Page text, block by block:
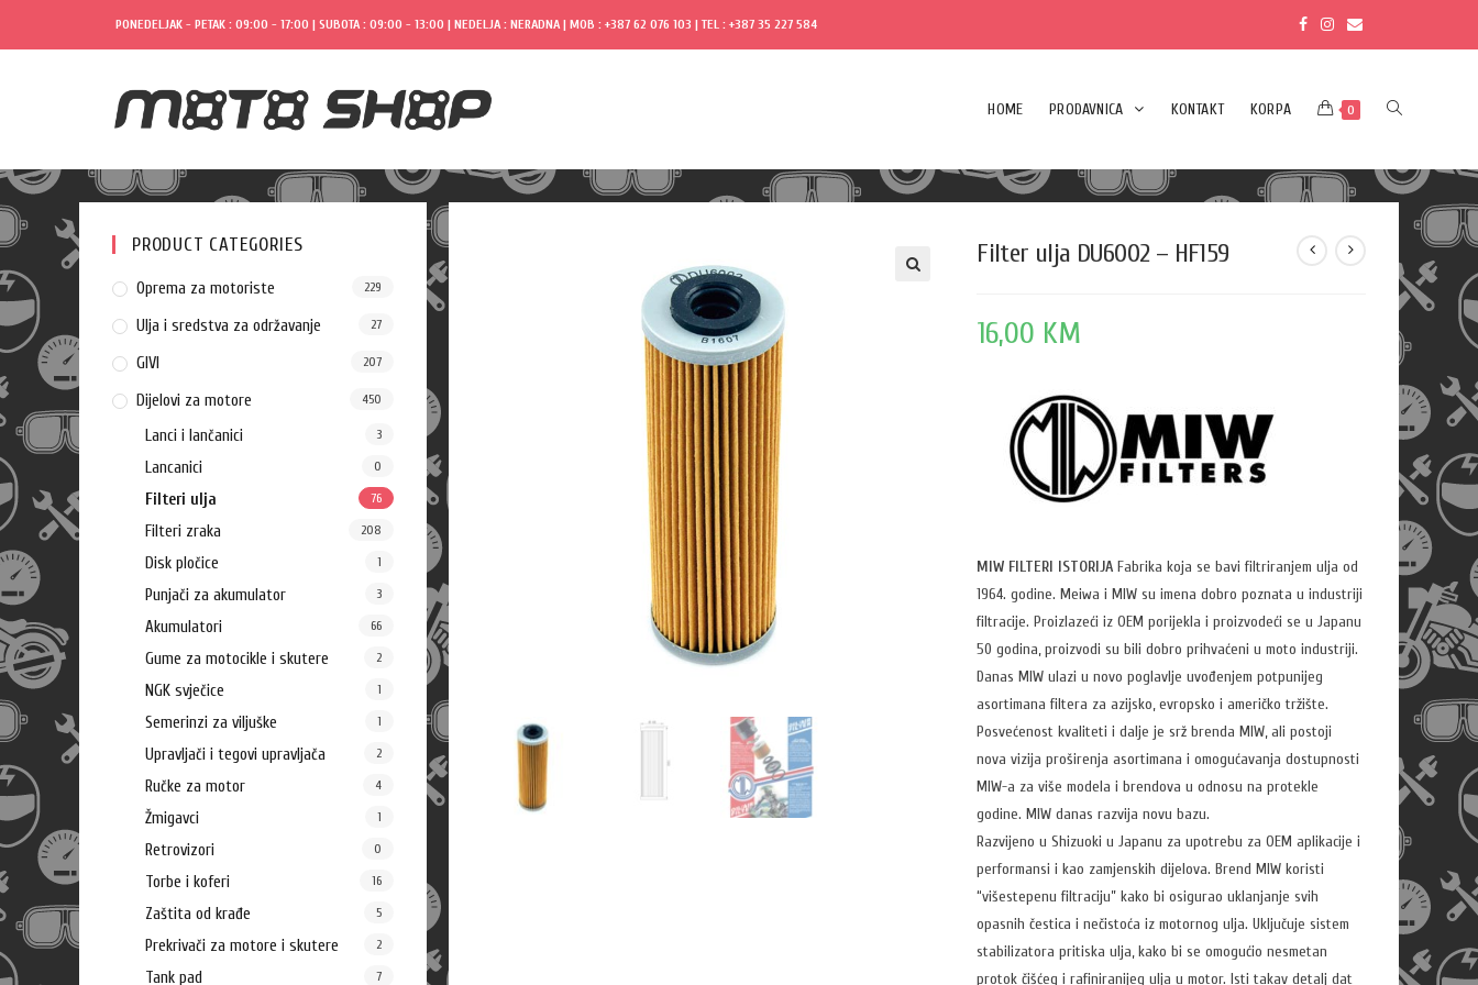
PONEDELJAK - PETAK : 09:00 - 17:00 | SUBOTA : 09:00 - 13:00 | NEDELJA : NERADNA | MOB : +387 62 076 103 | TEL : +387 35 227 584
HOME PRODAVNICA KONTAKT KORPA 0
Filter ulja DU6002 – HF159
16,00 KM
MIW FILTERI ISTORIJA Fabrika koja se bavi filtriranjem ulja od
1964. godine. Meiwa i MIW su imena dobro poznata u industriji
filtracije. Proizlazeći iz OEM porijekla i proizvodeći se u Japanu
50 godina, proizvodi su bili dobro prihvaćeni u moto industriji.
Danas MIW ulazi u novo poglavlje uvođenjem potpunijeg
asortimana filtera za azijsko, evropsko i američko tržište.
Posvećenost kvaliteti i dalje je srž brenda MIW, ali postoji
nova vizija proširenja asortimana i omogućavanja dostupnosti
MIW-a za više modela i brendova u odnosu na protekle
godine. MIW danas razvija novu bazu.
Razvijeno u Shizuoki u Japanu za upotrebu za OEM aplikacije i
performansi i kao zamjenskih dijelova. Brend MIW koristi
“višestepenu filtraciju” kako bi osigurao uklanjanje svih
opasnih čestica i nečistoća iz motornog ulja. Uključuje sistem
stabilizatora pritiska ulja, kako bi se omogućio nesmetan
protok čišćeg i rafiniranijeg ulja u motor. Isti takav detalj dat
PRODUCT CATEGORIES
Oprema za motoriste 229
Ulja i sredstva za održavanje 27
GIVI 207
Dijelovi za motore 450
Lanci i lančanici 3
Lancanici 0
Filteri ulja 76
Filteri zraka 208
Disk pločice 1
Punjači za akumulator 3
Akumulatori 66
Gume za motocikle i skutere 2
NGK svječice 1
Semerinzi za viljuške 1
Upravljači i tegovi upravljača 2
Ručke za motor 4
Žmigavci 1
Retrovizori 0
Torbe i koferi 16
Zaštita od krađe 5
Prekrivači za motore i skutere 2
Tank pad 7